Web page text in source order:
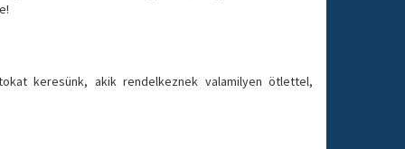
keresünk, akik rendelkeznek valamilyen ötlettel,